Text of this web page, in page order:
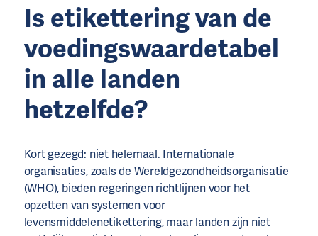
Is etikettering van de
voedingswaardetabel
in alle landen
hetzelfde?
Kort gezegd: niet helemaal. Internationale
organisaties, zoals de Wereldgezondheidsorganisatie
(WHO), bieden regeringen richtlijnen voor het
opzetten van systemen voor
levensmiddelenetikettering, maar landen zijn niet